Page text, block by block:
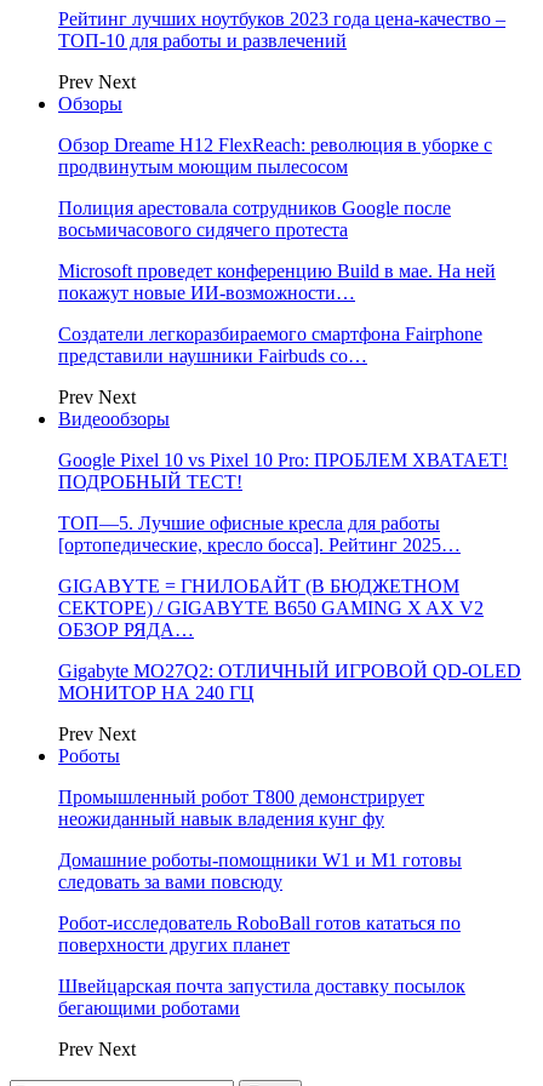
Рейтинг лучших ноутбуков 2023 года цена-качество –
ТОП-10 для работы и развлечений
Prev Next
Обзоры
Обзор Dreame H12 FlexReach: революция в уборке с
продвинутым моющим пылесосом
Полиция арестовала сотрудников Google после
восьмичасового сидячего протеста
Microsoft проведет конференцию Build в мае. На ней
покажут новые ИИ-возможности…
Создатели легкоразбираемого смартфона Fairphone
представили наушники Fairbuds со…
Prev Next
Видеообзоры
Google Pixel 10 vs Pixel 10 Pro: ПРОБЛЕМ ХВАТАЕТ!
ПОДРОБНЫЙ ТЕСТ!
ТОП—5. Лучшие офисные кресла для работы
[ортопедические, кресло босса]. Рейтинг 2025…
GIGABYTE = ГНИЛОБАЙТ (В БЮДЖЕТНОМ
СЕКТОРЕ) / GIGABYTE B650 GAMING X AX V2
ОБЗОР РЯДА…
Gigabyte MO27Q2: ОТЛИЧНЫЙ ИГРОВОЙ QD-OLED
МОНИТОР НА 240 ГЦ
Prev Next
Роботы
Промышленный робот Т800 демонстрирует
неожиданный навык владения кунг фу
Домашние роботы-помощники W1 и M1 готовы
следовать за вами повсюду
Робот-исследователь RoboBall готов кататься по
поверхности других планет
Швейцарская почта запустила доставку посылок
бегающими роботами
Prev Next